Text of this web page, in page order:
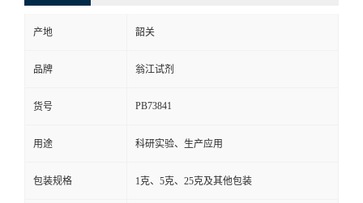
产地 韶关
品牌 翁江试剂
货号 PB73841
用途 科研实验、生产应用
包装规格 1克、5克、25克及其他包装